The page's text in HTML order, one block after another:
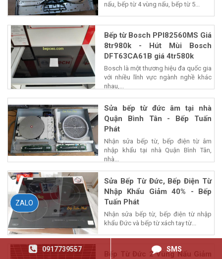
nấu, bếp từ 4 vùng nấu, bếp từ 5...
Bếp từ Bosch PPI82560MS Giá
8tr980k - Hút Mùi Bosch
DFT63CA61B giá 4tr580k
Bosch là một thương hiệu đa quốc gia
với nhiều lĩnh vực ngành nghề khác
nhau,...
Sửa bếp từ đức âm tại nhà
Quận Bình Tân - Bếp Tuấn
Phát
Nhận sửa bếp từ, bếp điện từ âm
nhập khẩu tại nhà Quận Bình Tân,
nhà...
Sửa Bếp Từ Đức, Bếp Điện Từ
Nhập Khẩu Giảm 40% - Bếp
Tuấn Phát
Nhận sửa bếp từ, bếp điện từ nhập
khẩu Đức và bếp từ xách tay từ...
Bếp Từ Đức 2 Vùng Nấu Giảm
0917739557 SMS
ZALO